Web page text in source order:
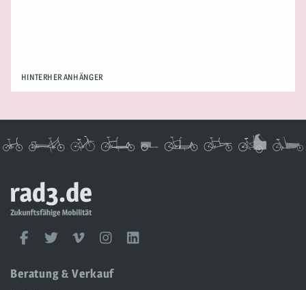
HINTERHERANHÄNGER
rad3
UG
rad3
Social
FacebookTwitter Vimeo Instagram
Beratung & Verkauf